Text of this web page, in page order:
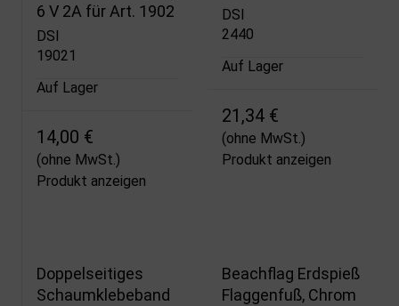
6 V 2A für Art. 1902
DSI
19021
Auf Lager
14,00 €
(ohne MwSt.)
Produkt anzeigen
DSI
2440
Auf Lager
21,34 €
(ohne MwSt.)
Produkt anzeigen
Doppelseitiges
Schaumklebeband
Beachflag Erdspieß
Flaggenfuß, Chrom